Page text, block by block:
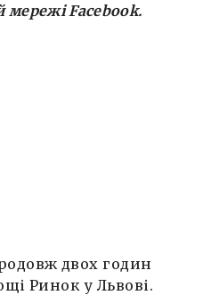
мережі Facebook.
двох годин
Ринок у Львові.